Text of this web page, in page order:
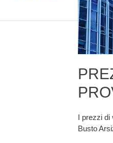
I prezzi di
Busto